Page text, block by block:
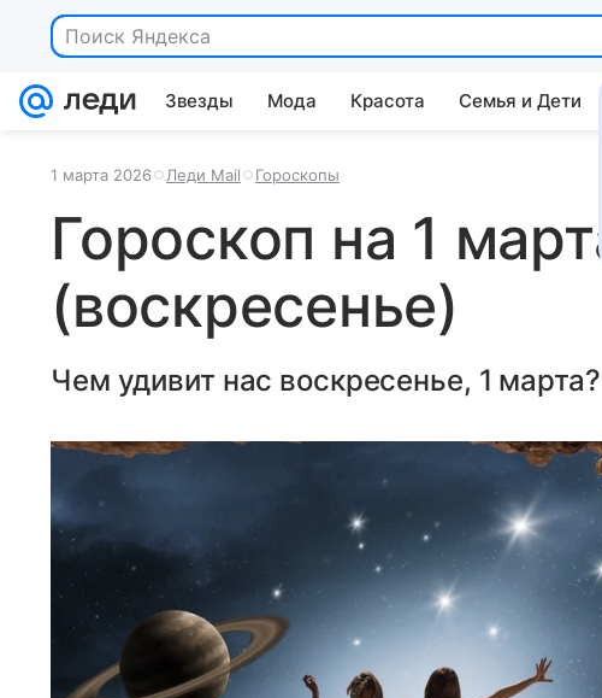
Звезды Мода Красота Семья и Дети
1 марта 2026 Леди Mail Гороскопы
Гороскоп на 1 марта
(воскресенье)
Чем удивит нас воскресенье, 1 марта?